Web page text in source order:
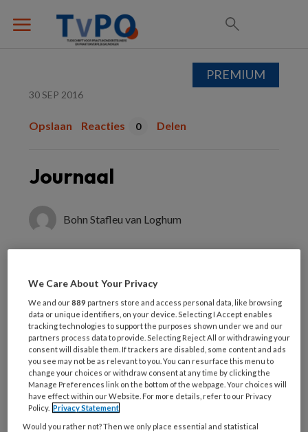
30 SEP 2016
Opslaan Reacties 0 Delen
Journaal
Bohn Stafleu van Loghum
onderzoeken of andere actuele zaken
die interessant zijn voor
praktijkverpleegkundigen/-
ondersteuners.
De mond niet vergeten!
PREMIUM
We Care About Your Privacy
We and our889 partners store and access personal data, like browsing
data or unique identifiers, on your device. Selecting I Accept enables
tracking technologies to support the purposes shown under we and our
partners process data to provide. Selecting Reject All or withdrawing your
consent will disable them. If trackers are disabled, some content and ads
you see may not be as relevant to you. You can resurface this menu to
change your choices or withdraw consent at any time by clicking the
Manage Preferences link on the bottom of the webpage. Your choices will
have effect within our Website. For more details, refer to our Privacy
Policy. Privacy Statement
Would you rather not? Then we only place essential and statistical